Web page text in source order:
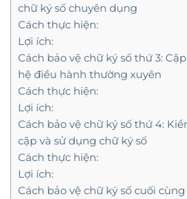
chữ ký số chuyên dụng
Cách thực hiện:
Lợi ích:
Cách bảo vệ chữ ký số thứ 3:
hệ điều hành thường xuyên
Cách thực hiện:
Lợi ích:
Cách bảo vệ chữ ký số thứ 4:
cập và sử dụng chữ ký số
Cách thực hiện:
Lợi ích:
Cách bảo vệ chữ ký số cuối